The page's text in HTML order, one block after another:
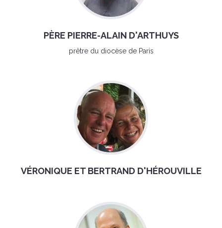
PÈRE PIERRE-ALAIN D'ARTHUYS
prêtre du diocèse de Paris
VÉRONIQUE ET BERTRAND D'HÉROUVILLE